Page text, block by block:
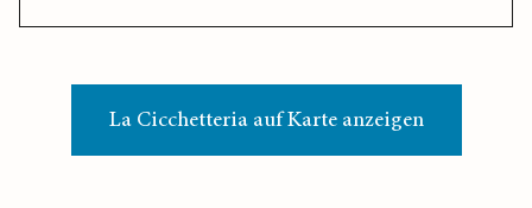
La Cicchetteria auf Karte anzeigen